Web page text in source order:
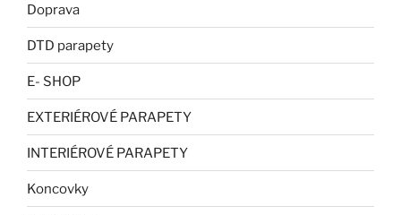
Doprava
DTD parapety
E- SHOP
EXTERIÉROVÉ PARAPETY
INTERIÉROVÉ PARAPETY
Koncovky